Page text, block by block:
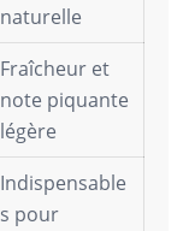
naturelle
Fraîcheur et
note piquante
légère
Indispensable
s pour